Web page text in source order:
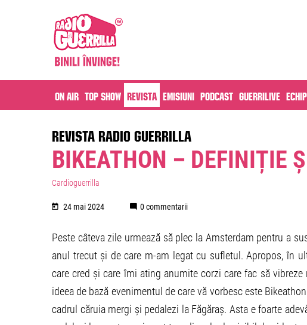
On air Top Show Revista Emisiuni Podcast Guerrilive
REVISTA RADIO GUERRILLA
BIKEATHON – DEFINIȚIE
Cardioguerrilla
24 mai 2024 0 commentarii
Peste câteva zile urmează să plec la Amsterdam pentru a
anul trecut și de care m-am legat cu sufletul. Apropos, în
care cred și care îmi ating anumite corzi care fac să
ideea de bază evenimentul de care vă vorbesc este
cadrul căruia mergi și pedalezi la Făgăraș. Asta e foarte